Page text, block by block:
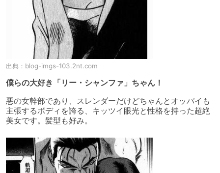
出典： blog-imgs-103.2nt.com
僕らの大好き「リー・シャンファ」ちゃん！
悪の女幹部であり、スレンダーだけどちゃんとオッパイも
主張するボディを誇る、キッツイ眼光と性格を持った超絶
美女です。髪型も好み。